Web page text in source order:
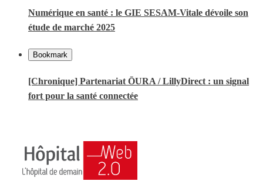
Numérique en santé : le GIE SESAM-Vitale dévoile son
étude de marché 2025
Bookmark
[Chronique] Partenariat ŌURA / LillyDirect : un signal
fort pour la santé connectée